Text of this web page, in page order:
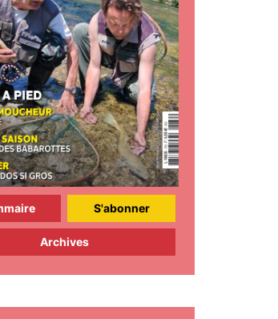
S'abonner
Archives